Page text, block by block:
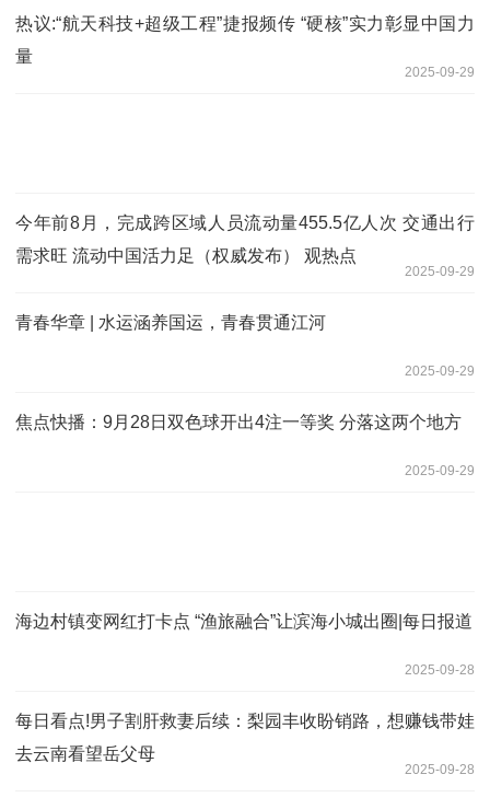
热议:“航天科技+超级工程”捷报频传 “硬核”实力彰显中国力
量
2025-09-29
今年前8月，完成跨区域人员流动量455.5亿人次 交通出行
需求旺 流动中国活力足（权威发布） 观热点
2025-09-29
青春华章 | 水运涵养国运，青春贯通江河
2025-09-29
焦点快播：9月28日双色球开出4注一等奖 分落这两个地方
2025-09-29
海边村镇变网红打卡点 “渔旅融合”让滨海小城出圈|每日报道
2025-09-28
每日看点!男子割肝救妻后续：梨园丰收盼销路，想赚钱带娃
去云南看望岳父母
2025-09-28